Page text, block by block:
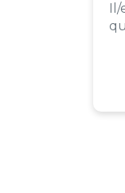
Il/